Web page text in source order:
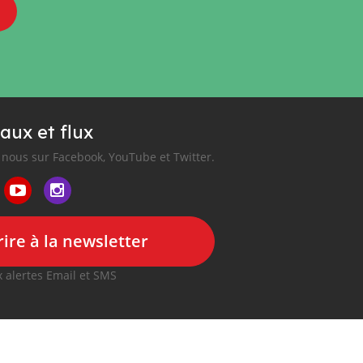
et flux
sur Facebook, YouTube et Twitter.
à la newsletter
alertes Email et SMS